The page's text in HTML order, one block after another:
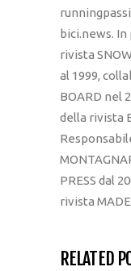
bici.news.
rivista
al 1999,
BOARD nel
della rivista
PRESS dal
rivista
RELATED